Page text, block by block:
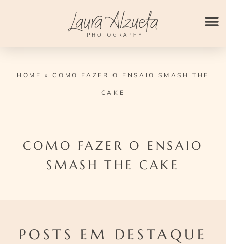
HOME »COMO FAZER O ENSAIO SMASH THE
CAKE
COMO FAZER O ENSAIO
SMASH THE CAKE
POSTS EM DESTAQUE